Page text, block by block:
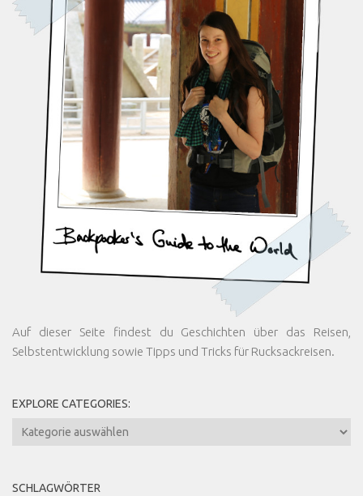
Auf dieser Seite findest du Geschichten über das Reisen,
Selbstentwicklung sowie Tipps und Tricks für Rucksackreisen.
EXPLORE CATEGORIES:
Explore
SCHLAGWÖRTER